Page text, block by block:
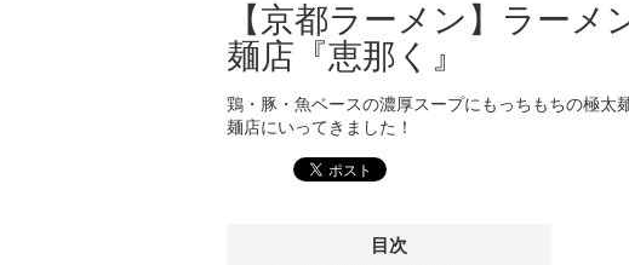
【京都ラーメン】ラーメ
麺店『恵那く』
鶏・豚・魚ベースの濃厚スープにもっちもちの極
麺店にいってきました！
目次